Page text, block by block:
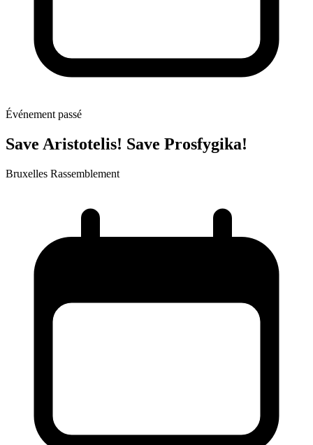
Événement passé
Save Aristotelis! Save Prosfygika!
Bruxelles Rassemblement